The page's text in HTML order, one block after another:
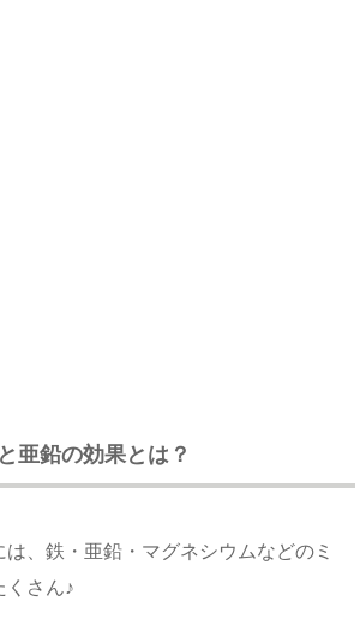
亜鉛の効果とは？
は、鉄・亜鉛・マグネシウムなどのミ
くさん♪